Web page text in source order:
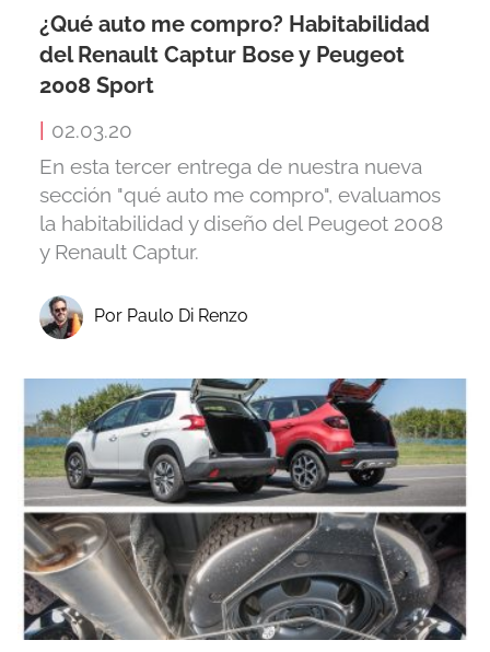
¿Qué auto me compro? Habitabilidad
del Renault Captur Bose y Peugeot
2008 Sport
| 02.03.20
En esta tercer entrega de nuestra nueva
sección "qué auto me compro", evaluamos
la habitabilidad y diseño del Peugeot 2008
y Renault Captur.
Por Paulo Di Renzo